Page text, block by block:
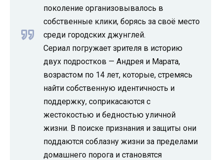
поколение организовывалось в
собственные клики, борясь за своё место
среди городских джунглей.
Сериал погружает зрителя в историю
двух подростков — Андрея и Марата,
возрастом по 14 лет, которые, стремясь
найти собственную идентичность и
поддержку, соприкасаются с
жестокостью и бедностью уличной
жизни. В поиске признания и защиты они
поддаются соблазну жизни за пределами
домашнего порога и становятся